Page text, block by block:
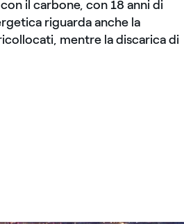
il carbone, con 18 anni di
riguarda anche la
mentre la discarica di